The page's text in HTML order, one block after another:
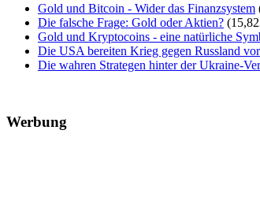
Gold und Bitcoin - Wider das Finanzsystem
Die falsche Frage: Gold oder Aktien?
Gold und Kryptocoins - eine natürliche
Die USA bereiten Krieg gegen Russland vor
Die wahren Strategen hinter der Ukraine-
Werbung